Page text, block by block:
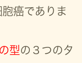
癌でありま
型の３つのタ